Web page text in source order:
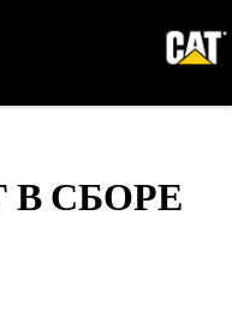
СБОРЕ